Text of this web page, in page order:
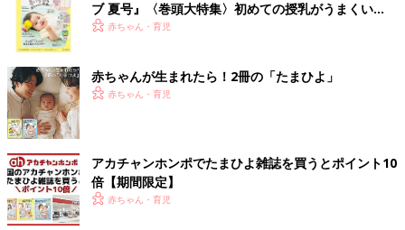
ブ 夏号』〈巻頭大特集〉初めての授乳がうまくい
く！ おっぱい・ミルクの基本と夏のトラブル 解決テ
赤ちゃん・育児
赤ちゃんが生まれたら！2冊の「たまひよ」
赤ちゃん・育児
アカチャンホンポでたまひよ雑誌を買うとポイント10
倍【期間限定】
赤ちゃん・育児